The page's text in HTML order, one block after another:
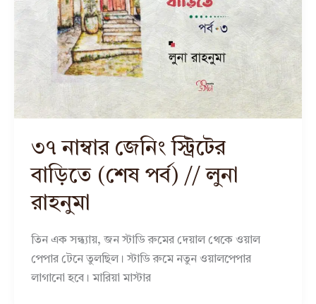
৩৭ নাম্বার জেনিং স্ট্রিটের
বাড়িতে (শেষ পর্ব) // লুনা
রাহনুমা
তিন এক সন্ধ্যায়, জন স্টাডি রুমের দেয়াল থেকে ওয়াল
পেপার টেনে তুলছিল। স্টাডি রুমে নতুন ওয়ালপেপার
লাগানো হবে। মারিয়া মাস্টার